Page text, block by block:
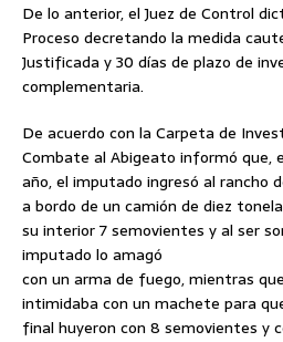
De lo anterior, el Juez de Control
Proceso decretando la medida
Justificada y 30 días de plazo de
complementaria.
De acuerdo con la Carpeta de
Combate al Abigeato informó que,
año, el imputado ingresó al rancho
a bordo de un camión de diez
su interior 7 semovientes y al ser
imputado lo amagó
con un arma de fuego, mientras
intimidaba con un machete para
final huyeron con 8 semovientes y